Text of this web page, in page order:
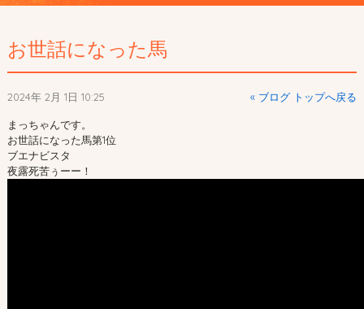
お世話になった馬
2024年 2月 1日 10:25 « ブログ トップへ戻る
まっちゃんです。
お世話になった馬第1位
ブエナビスタ
夜露死苦ぅーー！